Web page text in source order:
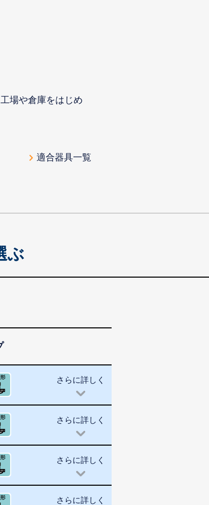
場や倉庫をはじめ
適合器具一覧
ぶ
さらに詳しく
さらに詳しく
さらに詳しく
さらに詳しく